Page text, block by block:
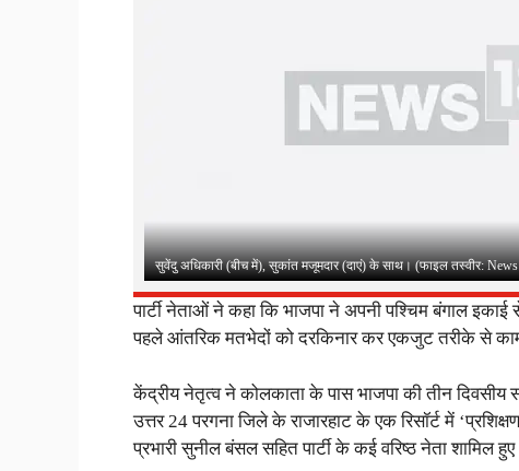
सुवेंदु अधिकारी (बीच में), सुकांत मजूमदार (दाएं) के साथ। (फाइल तस्वीर:
पार्टी नेताओं ने कहा कि भाजपा ने अपनी पश्चिम बंगाल
पहले आंतरिक मतभेदों को दरकिनार कर एकजुट तरीके से
केंद्रीय नेतृत्व ने कोलकाता के पास भाजपा की तीन
उत्तर 24 परगना जिले के राजारहाट के एक रिसॉर्ट में
प्रभारी सुनील बंसल सहित पार्टी के कई वरिष्ठ नेता शामिल